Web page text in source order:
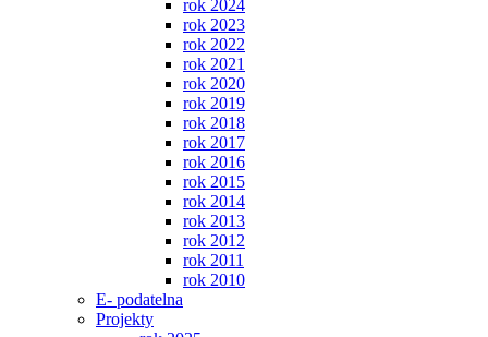
rok 2024
rok 2023
rok 2022
rok 2021
rok 2020
rok 2019
rok 2018
rok 2017
rok 2016
rok 2015
rok 2014
rok 2013
rok 2012
rok 2011
rok 2010
E- podatelna
Projekty